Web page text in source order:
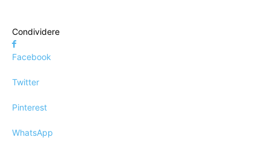
Condividere
Facebook
Twitter
Pinterest
WhatsApp